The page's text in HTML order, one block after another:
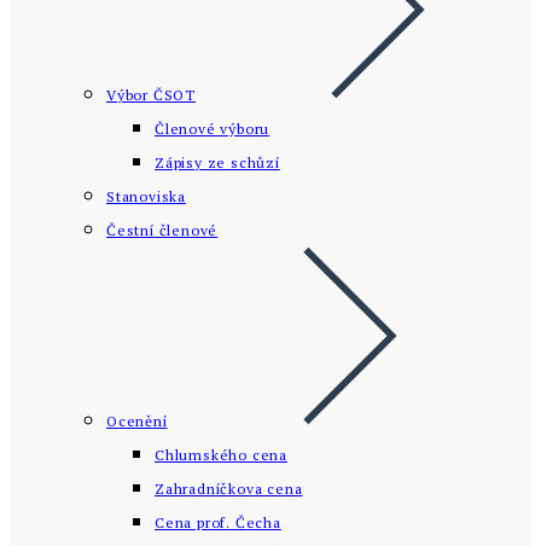
Výbor ČSOT
Členové výboru
Zápisy ze schůzí
Stanoviska
Čestní členové
Ocenění
Chlumského cena
Zahradníčkova cena
Cena prof. Čecha